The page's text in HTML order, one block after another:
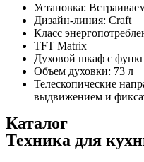
Установка:
Дизайн-линия: Craft
Класс
TFT Matrix
Духовой шкаф с
Объем духовки: 73 л
Телескопические
выдвижением и
Каталог
Техника для